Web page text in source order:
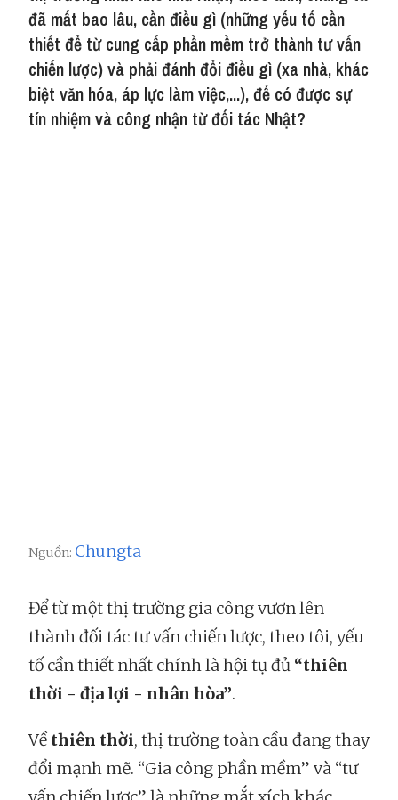
đã mất bao lâu, cần điều gì (những yếu tố cần
thiết để từ cung cấp phần mềm trở thành tư vấn
chiến lược) và phải đánh đổi điều gì (xa nhà, khác
biệt văn hóa, áp lực làm việc,...), để có được sự
tín nhiệm và công nhận từ đối tác Nhật?
Nguồn: Chungta
Để từ một thị trường gia công vươn lên
thành đối tác tư vấn chiến lược, theo tôi, yếu
tố cần thiết nhất chính là hội tụ đủ “thiên
thời - địa lợi - nhân hòa”.
Về thiên thời, thị trường toàn cầu đang thay
đổi mạnh mẽ. “Gia công phần mềm” và “tư